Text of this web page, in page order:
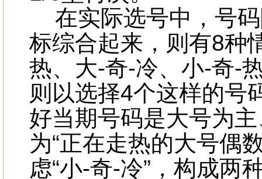
在实际选号中，号码
标综合起来，则有8种
热、大-奇-冷、小-奇-
则以选择4个这样的号
好当期号码是大号为
为“正在走热的大号偶
虑“小-奇-冷”，构成两